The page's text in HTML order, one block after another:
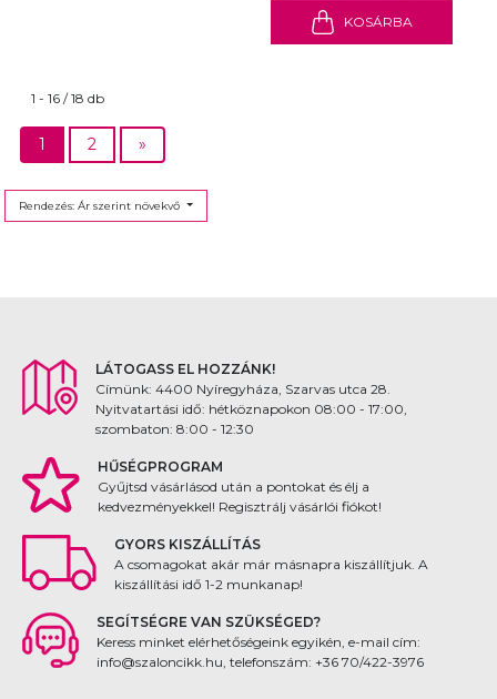
KOSÁRBA
1 - 16 / 18 db
1 2 »
Rendezés: Ár szerint növekvő
LÁTOGASS EL HOZZÁNK!
Címünk: 4400 Nyíregyháza, Szarvas utca 28.
Nyitvatartási idő: hétköznapokon 08:00 - 17:00,
szombaton: 8:00 - 12:30
HŰSÉGPROGRAM
Gyűjtsd vásárlásod után a pontokat és élj a
kedvezményekkel! Regisztrálj vásárlói fiókot!
GYORS KISZÁLLÍTÁS
A csomagokat akár már másnapra kiszállítjuk. A
kiszállítási idő 1-2 munkanap!
SEGÍTSÉGRE VAN SZÜKSÉGED?
Keress minket elérhetőségeink egyikén, e-mail cím:
info@szaloncikk.hu, telefonszám: +36 70/422-3976